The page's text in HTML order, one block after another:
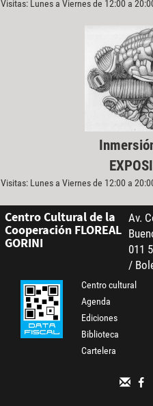
Visitas: Lunes a Viernes de 12:00 a
Visitas: Lunes a Viernes de 12:00 a
Centro Cultural de la
Cooperación FLOREAL
GORINI
Av.
011
/
Centro cultural
Agenda
Ediciones
Biblioteca
Cartelera